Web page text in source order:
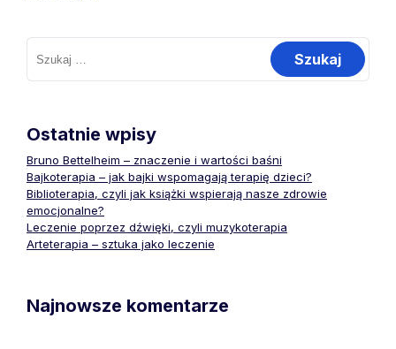
Szukaj:
Ostatnie wpisy
Bruno Bettelheim – znaczenie i wartości baśni
Bajkoterapia – jak bajki wspomagają terapię dzieci?
Biblioterapia, czyli jak książki wspierają nasze zdrowie
emocjonalne?
Leczenie poprzez dźwięki, czyli muzykoterapia
Arteterapia – sztuka jako leczenie
Najnowsze komentarze